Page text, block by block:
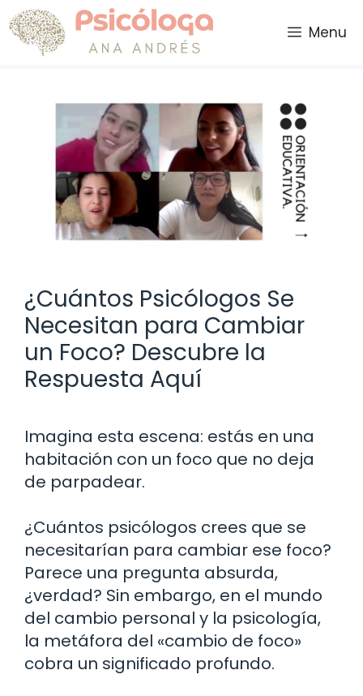
Saltar
al
contenido
Menu
¿Cuántos Psicólogos Se
Necesitan para Cambiar
un Foco? Descubre la
Respuesta Aquí
Imagina esta escena: estás en una
habitación con un foco que no deja
de parpadear.
¿Cuántos psicólogos crees que se
necesitarían para cambiar ese foco?
Parece una pregunta absurda,
¿verdad? Sin embargo, en el mundo
del cambio personal y la psicología,
la metáfora del «cambio de foco»
cobra un significado profundo.